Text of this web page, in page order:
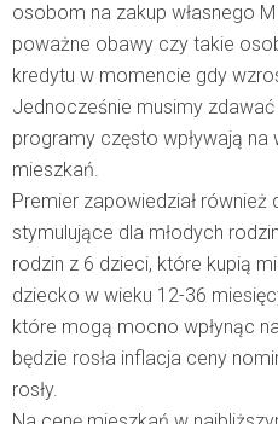
osobom na zakup własnego
poważne obawy czy takie
kredytu w momencie gdy
Jednocześnie musimy
programy często wpływają
mieszkań.
Premier zapowiedział
stymulujące dla młodych
rodzin z 6 dzieci, które kupią
dziecko w wieku 12-36
które mogą mocno wpłynąc
będzie rosła inflacja ceny
rosły.